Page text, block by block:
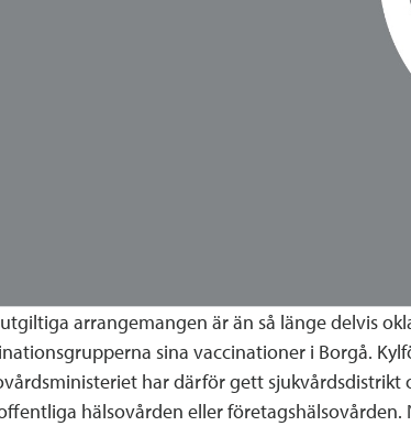
arrangemangen är än så länge delvis
sina vaccinationer i Borgå.
har därför gett
hälsovården eller